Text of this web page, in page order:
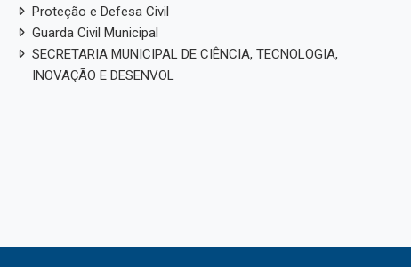
Proteção e Defesa Civil
Guarda Civil Municipal
SECRETARIA MUNICIPAL DE CIÊNCIA, TECNOLOGIA,
INOVAÇÃO E DESENVOL